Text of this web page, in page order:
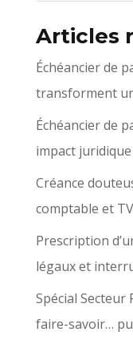
Articles
Échéancier de
transforment
Échéancier de
impact juridique
Créance
comptable et
Prescription
légaux et
Spécial
faire-savoir…